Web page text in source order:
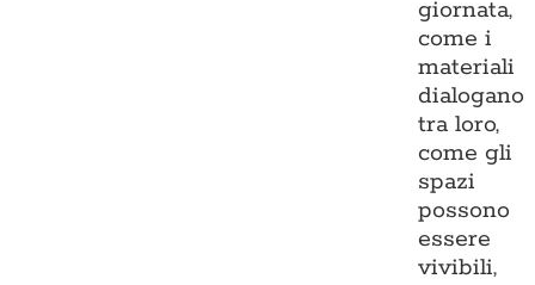
giornata,
come i
materiali
dialogano
tra loro,
come gli
spazi
possono
essere
vivibili,